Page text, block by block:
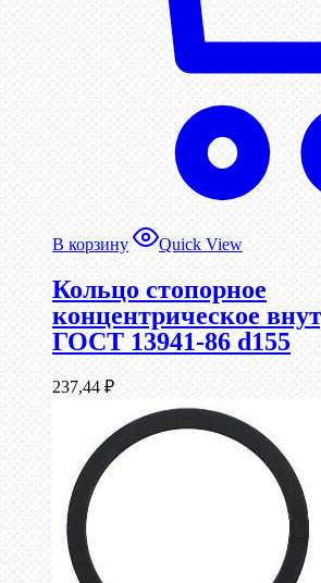
В корзину Quick View
Кольцо стопорное
концентрическое
ГОСТ 13941-86 d155
237,44 ₽